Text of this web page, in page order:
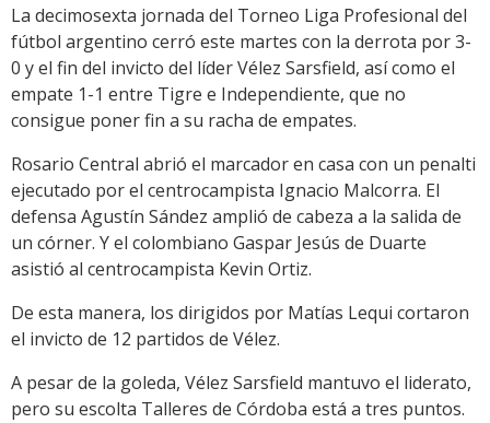
Link
La decimosexta jornada del Torneo Liga Profesional del
fútbol argentino cerró este martes con la derrota por 3-
0 y el fin del invicto del líder Vélez Sarsfield, así como el
empate 1-1 entre Tigre e Independiente, que no
consigue poner fin a su racha de empates.
Rosario Central abrió el marcador en casa con un penalti
ejecutado por el centrocampista Ignacio Malcorra. El
defensa Agustín Sández amplió de cabeza a la salida de
un córner. Y el colombiano Gaspar Jesús de Duarte
asistió al centrocampista Kevin Ortiz.
De esta manera, los dirigidos por Matías Lequi cortaron
el invicto de 12 partidos de Vélez.
A pesar de la goleda, Vélez Sarsfield mantuvo el liderato,
pero su escolta Talleres de Córdoba está a tres puntos.